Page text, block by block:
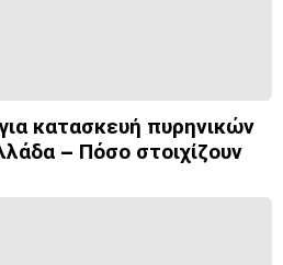
κατασκευή πυρηνικών
– Πόσο στοιχίζουν